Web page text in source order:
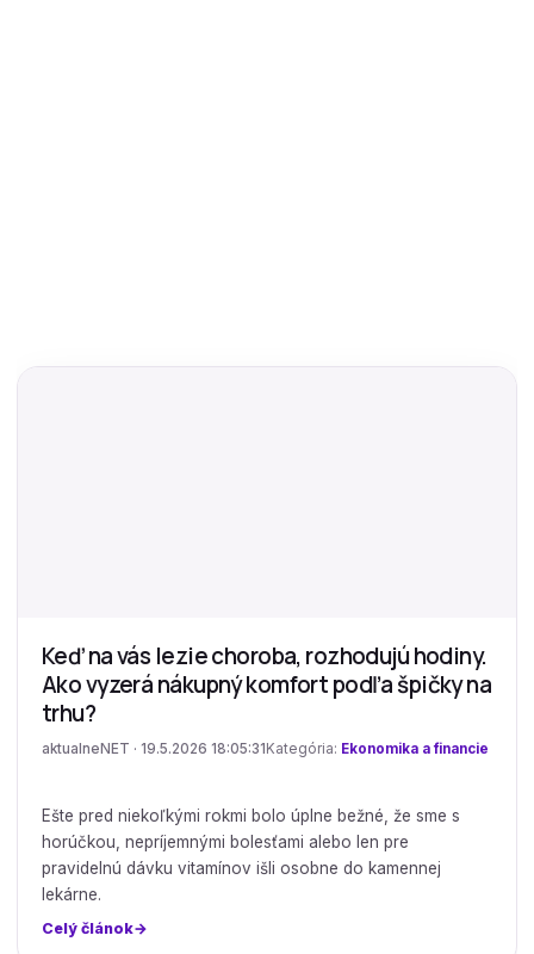
Keď na vás lezie choroba, rozhodujú hodiny.
Ako vyzerá nákupný komfort podľa špičky na
trhu?
aktualneNET · 19.5.2026 18:05:31 Kategória: Ekonomika a financie
Ešte pred niekoľkými rokmi bolo úplne bežné, že sme s
horúčkou, nepríjemnými bolesťami alebo len pre
pravidelnú dávku vitamínov išli osobne do kamennej
lekárne.
Celý článok